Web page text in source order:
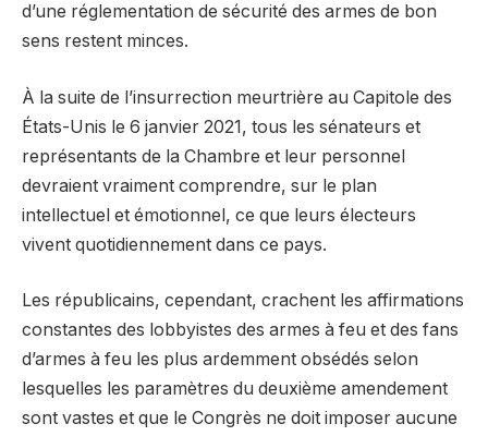
d’une réglementation de sécurité des armes de bon
sens restent minces.
À la suite de l’insurrection meurtrière au Capitole des
États-Unis le 6 janvier 2021, tous les sénateurs et
représentants de la Chambre et leur personnel
devraient vraiment comprendre, sur le plan
intellectuel et émotionnel, ce que leurs électeurs
vivent quotidiennement dans ce pays.
Les républicains, cependant, crachent les affirmations
constantes des lobbyistes des armes à feu et des fans
d’armes à feu les plus ardemment obsédés selon
lesquelles les paramètres du deuxième amendement
sont vastes et que le Congrès ne doit imposer aucune